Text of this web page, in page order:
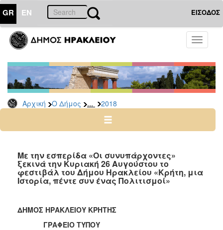
GR EN ΕΙΣΟΔΟΣ
Toggle
Αρχική Ο Δήμος ... 2018
ΔΗΜΟΣ
Δελτία
Τύπου
Αρχείο
2026
2024
2022
2021
2019
2018
Με την εσπερίδα «Οι συνυπάρχοντες»
ξεκινά την Κυριακή 26 Αυγούστου το
φεστιβάλ του Δήμου Ηρακλείου «Κρήτη, μια
Ιστορία, πέντε συν ένας Πολιτισμοί»
ΔΗΜΟΣ ΗΡΑΚΛΕΙΟΥ ΚΡΗΤΗΣ
ΓΡΑΦΕΙΟ ΤΥΠΟΥ